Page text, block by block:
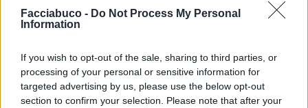
Facciabuco - Do Not Process My Personal
Information
If you wish to opt-out of the sale, sharing to third parties, or
processing of your personal or sensitive information for
targeted advertising by us, please use the below opt-out
section to confirm your selection. Please note that after your
· Ti stimo ·Rispondi